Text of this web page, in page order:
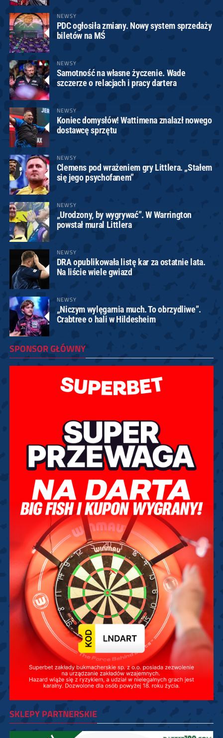
NEWSY
PDC ogłosiła zmiany. Nowy system sprzedaży
biletów na MŚ
NEWSY
Samotność na własne życzenie. Wade
szczerze o relacjach i pracy dartera
NEWSY
Koniec domysłów! Wattimena znalazł nowego
dostawcę sprzętu
NEWSY
Clemens pod wrażeniem gry Littlera. „Stałem
się jego psychofanem”
NEWSY
„Urodzony, by wygrywać”. W Warrington
powstał mural Littlera
NEWSY
DRA opublikowała listę kar za ostatnie lata.
Na liście wiele gwiazd
NEWSY
„Niczym wylęgarnia much. To obrzydliwe”.
Crabtree o hali w Hildesheim
SPONSOR GŁÓWNY
SKLEPY PARTNERSKIE